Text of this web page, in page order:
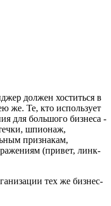
должен хоститься в
же. Те, кто использует
для большого бизнеса -
шпионаж,
признакам,
(привет, линк-
тех же бизнес-